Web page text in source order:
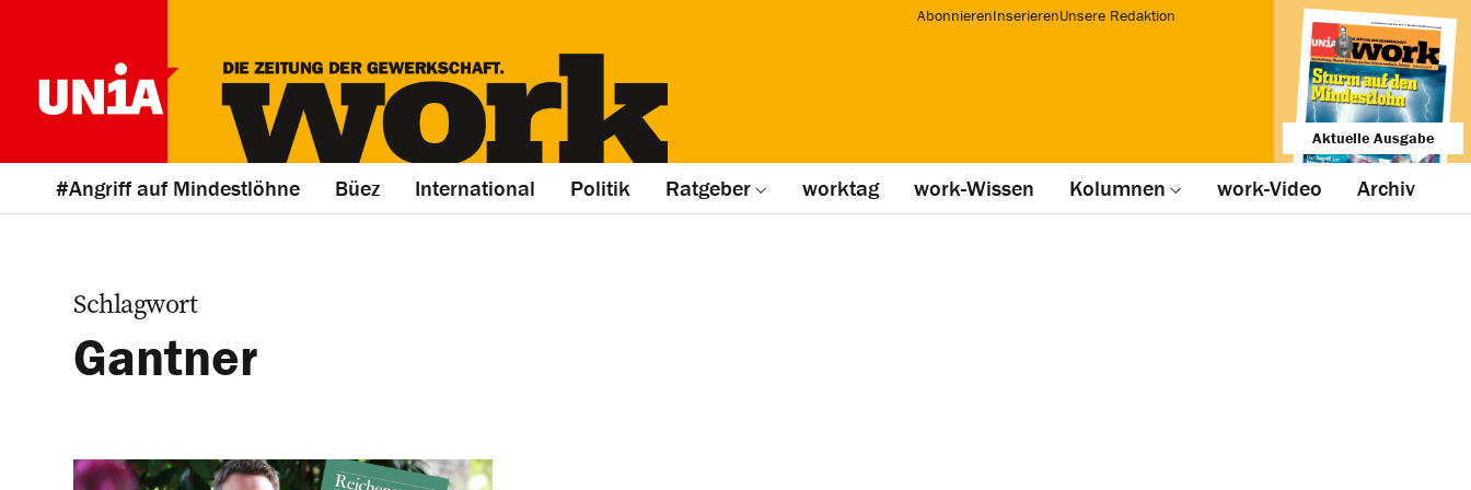
AbonnierenInserierenUnsere Redaktion
Aktuelle Ausgabe
#Angriff auf Mindestlöhne Büez International Politik Ratgeber worktag work-Wissen Kolumnen work-Video Archiv
Schlagwort
Gantner